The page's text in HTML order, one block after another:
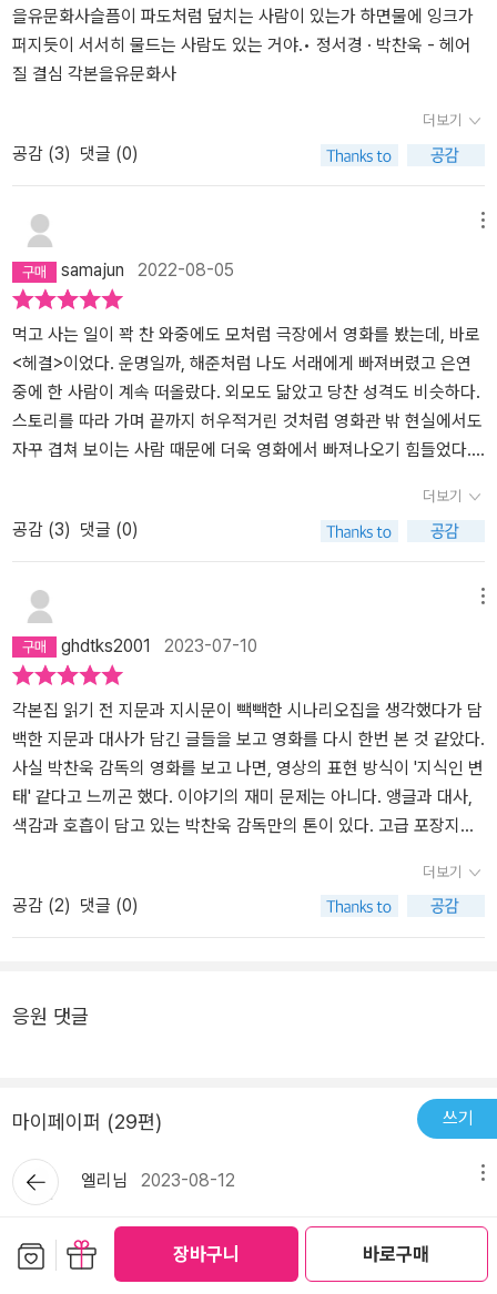
장바구니 바로구매
내 사랑이 시작됐죠.📖 (136-137쪽)해준(답답하다는 듯 야깐 톤이
올라가서)왜 그런 남자하고 결혼했습니까?서래(눈에 힘주고 똑바로
보면서)다른 남자하고 헤어질 결심을 하려고, 했습니다.📖 (29쪽)슬
히 물드는 사람도 있는 거야.......✏️각본집을 볼만한 매력이 있다. 영
화를 다시보기 하는 것도 좋겠지만, 직접적인 영상에 감동의 재현을
의지하기 보다는 책 속의 활자와 행간을 통해 아련하도록 이미지를
떠올리며 감동에 젖어보는 것도 좋다.무엇보다 영화 다시보기는 도중
에 멈추기를 하기가 쉽지 않다. 영상의 흐름이 정지되는 순간 뭔가 끊
어지는 느낌을 지울 수 없기 때문이다. 하지만 책은 읽는 도중에 덮어
도 그 이미지가 여운으로 지속된다. 그래서 끊어진다는 느낌보다는
책을 다시 펴는 순간까지도 이미지는 이어지는 느낌을 지속적으로 받
는다.이것이 독서의 힘이라고 할까?......
을유문화사슬픔이 파도처럼 덮치는 사람이 있는가 하면물에 잉크가
퍼지듯이 서서히 물드는 사람도 있는 거야.• 정서경 · 박찬욱 - 헤어
질 결심 각본을유문화사
더보기
공감 (3) 댓글 (0)
samajun 2022-08-05
먹고 사는 일이 꽉 찬 와중에도 모처럼 극장에서 영화를 봤는데, 바로
<헤결>이었다. 운명일까, 해준처럼 나도 서래에게 빠져버렸고 은연
중에 한 사람이 계속 떠올랐다. 외모도 닮았고 당찬 성격도 비슷하다.
스토리를 따라 가며 끝까지 허우적거린 것처럼 영화관 밖 현실에서도
자꾸 겹쳐 보이는 사람 때문에 더욱 영화에서 빠져나오기 힘들었다.
온라인 상에서 목격했다. 그러한 분위기는 출간이 되지도 않은 각본
을 고대하는 댓글들에서도 느낄 수 있었다. 이미 밈이 된 대사들로 가
득하고, 이에 부응하듯 감독님도 재치 있는 메시지를 내놓았다고 한
다. 영화 속의 코믹한 요소를 생각해 본다면 예능을 제작하셔도 좋을
듯하다.이런저런 이유로 N차까지 감상하지는 않았지만 앞으로 스트
리밍 서비스가 나오거나 명절 특집으로 방영하면 꼭 다시 볼 생각이
다. 각본을 통해 내가 놓친 부분도 꽤 있음을 발견했는데, 읽으면서 그
러한 장면과 대사를 발견하는 재미도 있고, 이제 익숙해진 부분들도
곱씹어 볼 만했다. 생각보다 분량이 짧은 느낌이라 휴가 중인 사람이
라면 하루 안으로 완독할 수도 있겠다. 어쩌면 ‘덕력’이 정말 경지에
오른 사람은 대사를 거의 외울지도 모르겠다.노래 가사처럼 '애타게'
'하염없이' 헤매던 해준은 어느새 다른 영화에서 바다를 누비고 있고,
그렇게 일로 바쁘게 지내다 보면 <헤결>도 조금씩 잊혀질 것이고 마
침내 그녀와 더 가까워지지 않으려는 ‘결심’도 확고해지지 않을까.각
본을 사면서 받은 스틸 컷 엽서를 바라본다. 절에서 두 사람이 풋풋하
없어.- P61우리 일을 그렇게 말하지 말아요.- P109그러니까 사람들
더보기
공감 (3) 댓글 (0)
ghdtks2001 2023-07-10
각본집 읽기 전 지문과 지시문이 빽빽한 시나리오집을 생각했다가 담
백한 지문과 대사가 담긴 글들을 보고 영화를 다시 한번 본 것 같았다.
사실 박찬욱 감독의 영화를 보고 나면, 영상의 표현 방식이 '지식인 변
태' 같다고 느끼곤 했다. 이야기의 재미 문제는 아니다. 앵글과 대사,
색감과 호흡이 담고 있는 박찬욱 감독만의 톤이 있다. 고급 포장지에
영화는 변태(좋은 뜻) 같다고 하면 열의 아홉은 이해했다. 나는 그 세
련됨이 싫었다. 그래서 <헤어질 결심>도 꽤 오랜 시간이 지나 보게 되
었는데, 영화관에서 보지 못한 것이 아쉬울 만큼 좋았다.각본집을 읽
저 예의 바른 형사는 뭘까, 저 맛있는 초밥은 뭘까, 의문을 지워버리려
아 꺼내면서 그의 안색을 살피는 정안.104. 펜션 앞 바닷가 (낮)... 서
래가 돌아본다. 창백한 안색, 습기 때문에 얼굴에 달라붙은 (진짜) 머
리카락, 눈에는 눈물이 가득. 해준은 그녀가 끔찍하다, 무시무시한 살
인범임을 확신하는데도 너무나 사랑스러워서. 감정을 꾹꾹 누르며-
거울 앞에서 고민하는 서래의 모습과 살인범임을 알면서도 너무나 사
랑스러워하는 해준의 모습을 보면서 이것은 사랑이 아닐 수 없다고
생각했다. 그리고 이런 적나라한 감정의 표현들을 글로써 보는 것은
더보기
공감 (2) 댓글 (0)
응원 댓글
마이페이퍼 (29편) 쓰기
엘리님 2023-08-12
도리언 그레이의 초상.번역본중에 제일 나은 것 같아서 삼. 전에 문예
출판사 걸로 샀었는데 번역이 취향 아니었던 것만 기억난다... 결국 그
뒤로가
기